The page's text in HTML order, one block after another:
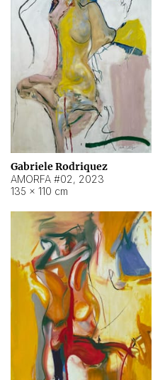
Gabriele Rodriquez
AMORFA #02, 2023
135 × 110 cm